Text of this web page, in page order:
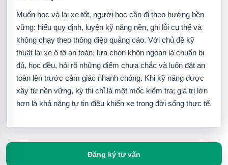
Muốn học và lái xe tốt, người học cần đi theo hướng bền
vững: hiểu quy định, luyện kỹ năng nền, ghi lỗi cụ thể và
không chạy theo thông điệp quảng cáo. Với chủ đề kỹ
thuật lái xe ô tô an toàn, lựa chọn khôn ngoan là chuẩn bị
đủ, học đều, hỏi rõ những điểm chưa chắc và luôn đặt an
toàn lên trước cảm giác nhanh chóng. Khi kỹ năng được
xây từ nền vững, kỳ thi chỉ là một mốc kiểm tra; giá trị lớn
hơn là khả năng tự tin điều khiển xe trong đời sống thực tế.
Đăng ký tư vấn